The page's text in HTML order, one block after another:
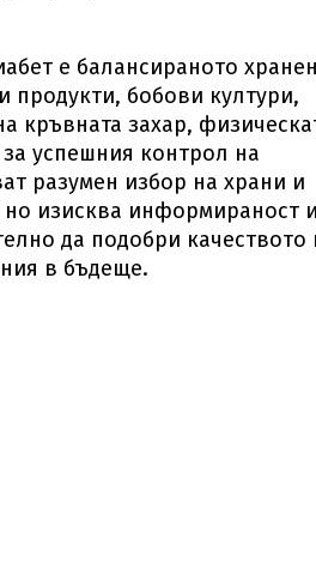
е балансираното
бобови култури,
кръвната захар,
успешния контрол на
разумен избор на храни и
изисква информираност и
да подобри качеството
в бъдеще.